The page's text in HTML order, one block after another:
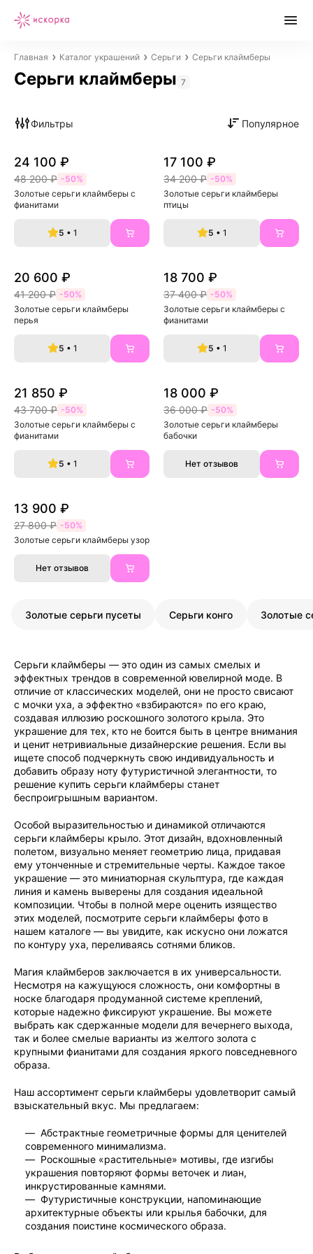
Главная Каталог украшений Серьги Серьги клаймберы
Серьги клаймберы 7
Фильтры Популярное
24 100 ₽
48 200 ₽ -50%
Золотые серьги клаймберы с
фианитами
5 • 1
17 100 ₽
34 200 ₽ -50%
Золотые серьги клаймберы
птицы
5 • 1
20 600 ₽
41 200 ₽ -50%
Золотые серьги клаймберы
перья
5 • 1
18 700 ₽
37 400 ₽ -50%
Золотые серьги клаймберы с
фианитами
5 • 1
21 850 ₽
43 700 ₽ -50%
Золотые серьги клаймберы с
фианитами
5 • 1
18 000 ₽
36 000 ₽ -50%
Золотые серьги клаймберы
бабочки
Нет отзывов
13 900 ₽
27 800 ₽ -50%
Золотые серьги клаймберы узор
Нет отзывов
Золотые серьги пусеты Серьги конго Золотые
Серьги клаймберы — это один из самых смелых и
эффектных трендов в современной ювелирной моде. В
отличие от классических моделей, они не просто свисают
с мочки уха, а эффектно «взбираются» по его краю,
создавая иллюзию роскошного золотого крыла. Это
украшение для тех, кто не боится быть в центре внимания
и ценит нетривиальные дизайнерские решения. Если вы
ищете способ подчеркнуть свою индивидуальность и
добавить образу ноту футуристичной элегантности, то
решение купить серьги клаймберы станет
беспроигрышным вариантом.
Особой выразительностью и динамикой отличаются
серьги клаймберы крыло. Этот дизайн, вдохновленный
полетом, визуально меняет геометрию лица, придавая
ему утонченные и стремительные черты. Каждое такое
украшение — это миниатюрная скульптура, где каждая
линия и камень выверены для создания идеальной
композиции. Чтобы в полной мере оценить изящество
этих моделей, посмотрите серьги клаймберы фото в
нашем каталоге — вы увидите, как искусно они ложатся
по контуру уха, переливаясь сотнями бликов.
Магия клаймберов заключается в их универсальности.
Несмотря на кажущуюся сложность, они комфортны в
носке благодаря продуманной системе креплений,
которые надежно фиксируют украшение. Вы можете
выбрать как сдержанные модели для вечернего выхода,
так и более смелые варианты из желтого золота с
крупными фианитами для создания яркого повседневного
образа.
Наш ассортимент серьги клаймберы удовлетворит самый
взыскательный вкус. Мы предлагаем:
Абстрактные геометричные формы для ценителей
современного минимализма.
Роскошные «растительные» мотивы, где изгибы
украшения повторяют формы веточек и лиан,
инкрустированные камнями.
Футуристичные конструкции, напоминающие
архитектурные объекты или крылья бабочки, для
создания поистине космического образа.